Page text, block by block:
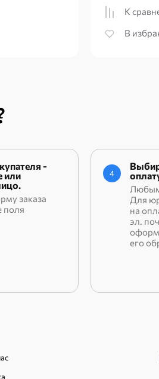
К
В
-
или
заказа
поля
4
Для
на
эл.
его